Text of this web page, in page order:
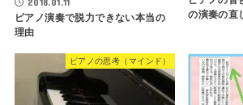
2018.01.11
ピアノ演奏で脱力できない本当の
理由
の演奏の直
ピアノの思考（マインド）